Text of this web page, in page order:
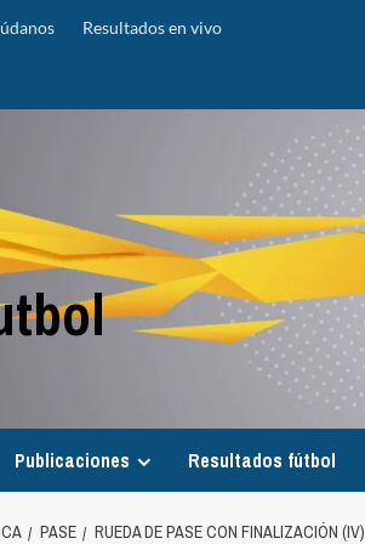
Resultados en vivo
Publicaciones Resultados fútbol
PASE RUEDA DE PASE CON FINALIZACIÓN (IV)